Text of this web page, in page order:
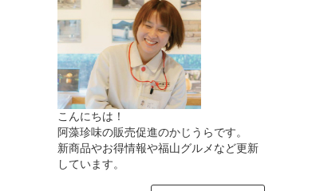
こんにちは！
阿藻珍味の販売促進のかじうらです。
新商品やお得情報や福山グルメなど更新
しています。